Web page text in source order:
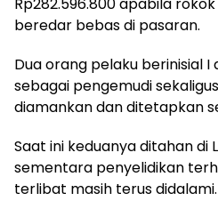
Rp282.596.800 apabila
beredar bebas di pasaran.
Dua orang pelaku berinisial
sebagai pengemudi
diamankan dan ditetapkan
Saat ini keduanya ditahan di
sementara penyelidikan
terlibat masih terus didalami.